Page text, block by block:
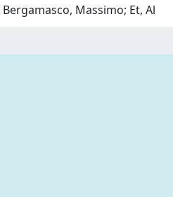
Massimo; Et, Al